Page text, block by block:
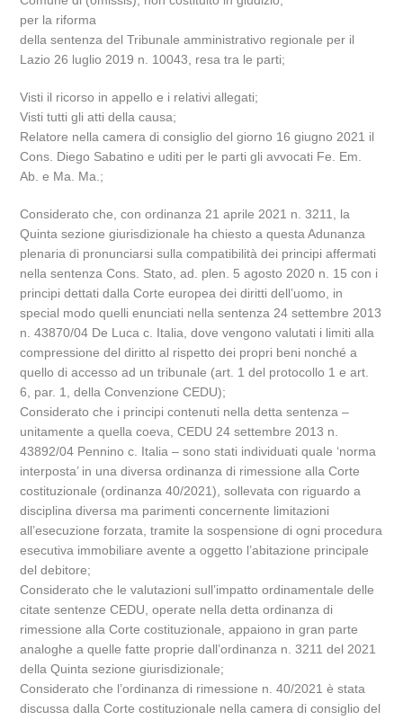
per la riforma
della sentenza del Tribunale amministrativo regionale per il
Lazio 26 luglio 2019 n. 10043, resa tra le parti;
Visti il ricorso in appello e i relativi allegati;
Visti tutti gli atti della causa;
Relatore nella camera di consiglio del giorno 16 giugno 2021 il
Cons. Diego Sabatino e uditi per le parti gli avvocati Fe. Em.
Ab. e Ma. Ma.;
Considerato che, con ordinanza 21 aprile 2021 n. 3211, la
Quinta sezione giurisdizionale ha chiesto a questa Adunanza
plenaria di pronunciarsi sulla compatibilità dei principi affermati
nella sentenza Cons. Stato, ad. plen. 5 agosto 2020 n. 15 con i
principi dettati dalla Corte europea dei diritti dell’uomo, in
special modo quelli enunciati nella sentenza 24 settembre 2013
n. 43870/04 De Luca c. Italia, dove vengono valutati i limiti alla
compressione del diritto al rispetto dei propri beni nonché a
quello di accesso ad un tribunale (art. 1 del protocollo 1 e art.
6, par. 1, della Convenzione CEDU);
Considerato che i principi contenuti nella detta sentenza –
unitamente a quella coeva, CEDU 24 settembre 2013 n.
43892/04 Pennino c. Italia – sono stati individuati quale ‘norma
interposta’ in una diversa ordinanza di rimessione alla Corte
costituzionale (ordinanza 40/2021), sollevata con riguardo a
disciplina diversa ma parimenti concernente limitazioni
all’esecuzione forzata, tramite la sospensione di ogni procedura
esecutiva immobiliare avente a oggetto l’abitazione principale
del debitore;
Considerato che le valutazioni sull’impatto ordinamentale delle
citate sentenze CEDU, operate nella detta ordinanza di
rimessione alla Corte costituzionale, appaiono in gran parte
analoghe a quelle fatte proprie dall’ordinanza n. 3211 del 2021
della Quinta sezione giurisdizionale;
Considerato che l’ordinanza di rimessione n. 40/2021 è stata
discussa dalla Corte costituzionale nella camera di consiglio del